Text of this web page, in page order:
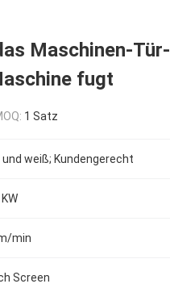
Maschinen-Tür-
fugt
1 Satz
und weiß; Kundengerecht
min
Screen